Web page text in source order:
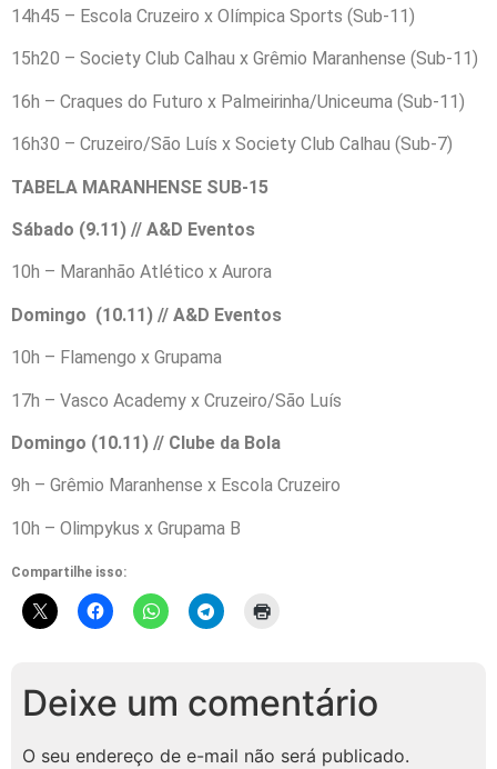
14h45 – Escola Cruzeiro x Olímpica Sports (Sub-11)
15h20 – Society Club Calhau x Grêmio Maranhense (Sub-11)
16h – Craques do Futuro x Palmeirinha/Uniceuma (Sub-11)
16h30 – Cruzeiro/São Luís x Society Club Calhau (Sub-7)
TABELA MARANHENSE SUB-15
Sábado (9.11) // A&D Eventos
10h – Maranhão Atlético x Aurora
Domingo (10.11) // A&D Eventos
10h – Flamengo x Grupama
17h – Vasco Academy x Cruzeiro/São Luís
Domingo (10.11) // Clube da Bola
9h – Grêmio Maranhense x Escola Cruzeiro
10h – Olimpykus x Grupama B
Compartilhe isso:
Deixe um comentário
O seu endereço de e-mail não será publicado.